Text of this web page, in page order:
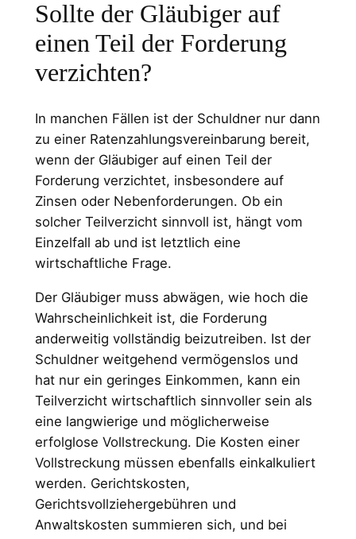
Sollte der Gläubiger auf
einen Teil der Forderung
verzichten?
In manchen Fällen ist der Schuldner nur dann
zu einer Ratenzahlungsvereinbarung bereit,
wenn der Gläubiger auf einen Teil der
Forderung verzichtet, insbesondere auf
Zinsen oder Nebenforderungen. Ob ein
solcher Teilverzicht sinnvoll ist, hängt vom
Einzelfall ab und ist letztlich eine
wirtschaftliche Frage.
Der Gläubiger muss abwägen, wie hoch die
Wahrscheinlichkeit ist, die Forderung
anderweitig vollständig beizutreiben. Ist der
Schuldner weitgehend vermögenslos und
hat nur ein geringes Einkommen, kann ein
Teilverzicht wirtschaftlich sinnvoller sein als
eine langwierige und möglicherweise
erfolglose Vollstreckung. Die Kosten einer
Vollstreckung müssen ebenfalls einkalkuliert
werden. Gerichtskosten,
Gerichtsvollziehergebühren und
Anwaltskosten summieren sich, und bei